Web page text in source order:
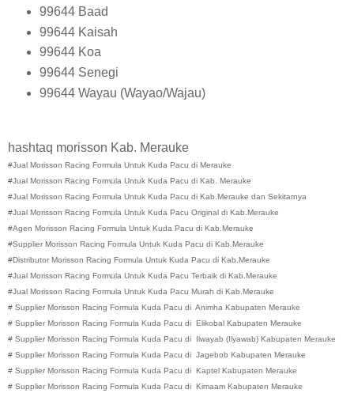
99644 Baad
99644 Kaisah
99644 Koa
99644 Senegi
99644 Wayau (Wayao/Wajau)
hashtaq morisson Kab. Merauke
#Jual Morisson Racing Formula Untuk Kuda Pacu di Merauke
#Jual Morisson Racing Formula Untuk Kuda Pacu di Kab. Merauke
#Jual Morisson Racing Formula Untuk Kuda Pacu di Kab.Merauke dan Sekitarnya
#Jual Morisson Racing Formula Untuk Kuda Pacu Original di Kab.Merauke
#Agen Morisson Racing Formula Untuk Kuda Pacu di Kab.Merauke
#Supplier Morisson Racing Formula Untuk Kuda Pacu di Kab.Merauke
#Distributor Morisson Racing Formula Untuk Kuda Pacu di Kab.Merauke
#Jual Morisson Racing Formula Untuk Kuda Pacu Terbaik di Kab.Merauke
#Jual Morisson Racing Formula Untuk Kuda Pacu Murah di Kab.Merauke
# Supplier Morisson Racing Formula Kuda Pacu di Animha Kabupaten Merauke
# Supplier Morisson Racing Formula Kuda Pacu di Elikobal Kabupaten Merauke
# Supplier Morisson Racing Formula Kuda Pacu di Ilwayab (Ilyawab) Kabupaten Merauke
# Supplier Morisson Racing Formula Kuda Pacu di Jagebob Kabupaten Merauke
# Supplier Morisson Racing Formula Kuda Pacu di Kaptel Kabupaten Merauke
# Supplier Morisson Racing Formula Kuda Pacu di Kimaam Kabupaten Merauke